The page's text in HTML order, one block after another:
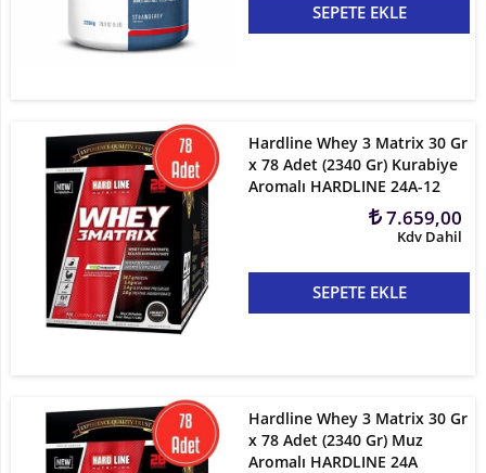
Aksesuarlar
Vitaminler
Atıştırmalıklar
Markalar
SEPETE EKLE
Hardline Whey 3 Matrix 30 Gr
x 78 Adet (2340 Gr) Kurabiye
Aromalı HARDLINE 24A-12
7.659,00
Kdv Dahil
SEPETE EKLE
Hardline Whey 3 Matrix 30 Gr
x 78 Adet (2340 Gr) Muz
Aromalı HARDLINE 24A